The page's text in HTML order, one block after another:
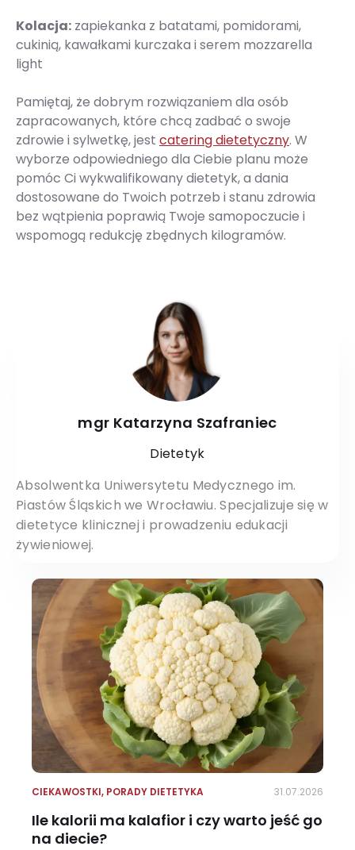
Kolacja: zapiekanka z batatami, pomidorami,
cukinią, kawałkami kurczaka i serem mozzarella
light
Pamiętaj, że dobrym rozwiązaniem dla osób
zapracowanych, które chcą zadbać o swoje
zdrowie i sylwetkę, jest catering dietetyczny. W
wyborze odpowiedniego dla Ciebie planu może
pomóc Ci wykwalifikowany dietetyk, a dania
dostosowane do Twoich potrzeb i stanu zdrowia
bez wątpienia poprawią Twoje samopoczucie i
wspomogą redukcję zbędnych kilogramów.
mgr Katarzyna Szafraniec
Dietetyk
Absolwentka Uniwersytetu Medycznego im.
Piastów Śląskich we Wrocławiu. Specjalizuje się w
dietetyce klinicznej i prowadzeniu edukacji
żywieniowej.
CIEKAWOSTKI, PORADY DIETETYKA 31.07.2026
Ile kalorii ma kalafior i czy warto jeść go
na diecie?